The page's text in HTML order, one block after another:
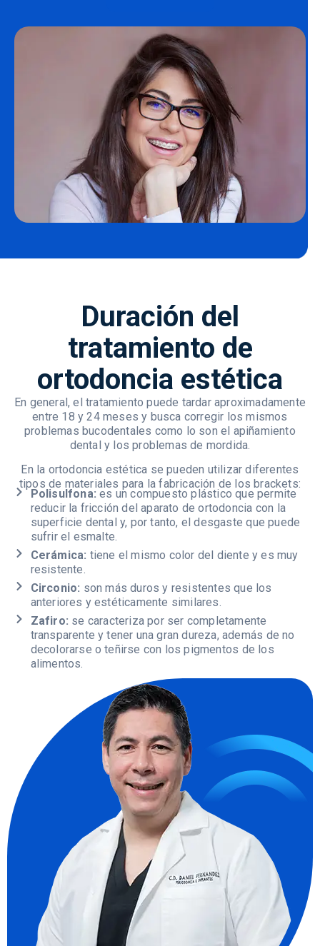
Duración del
tratamiento de
ortodoncia estética
En general, el tratamiento puede tardar aproximadamente
entre 18 y 24 meses y busca corregir los mismos
problemas bucodentales como lo son el apiñamiento
dental y los problemas de mordida.
En la ortodoncia estética se pueden utilizar diferentes
tipos de materiales para la fabricación de los brackets:
Polisulfona: es un compuesto plástico que permite
reducir la fricción del aparato de ortodoncia con la
superficie dental y, por tanto, el desgaste que puede
sufrir el esmalte.
Cerámica: tiene el mismo color del diente y es muy
resistente.
Circonio: son más duros y resistentes que los
anteriores y estéticamente similares.
Zafiro: se caracteriza por ser completamente
transparente y tener una gran dureza, además de no
decolorarse o teñirse con los pigmentos de los
alimentos.